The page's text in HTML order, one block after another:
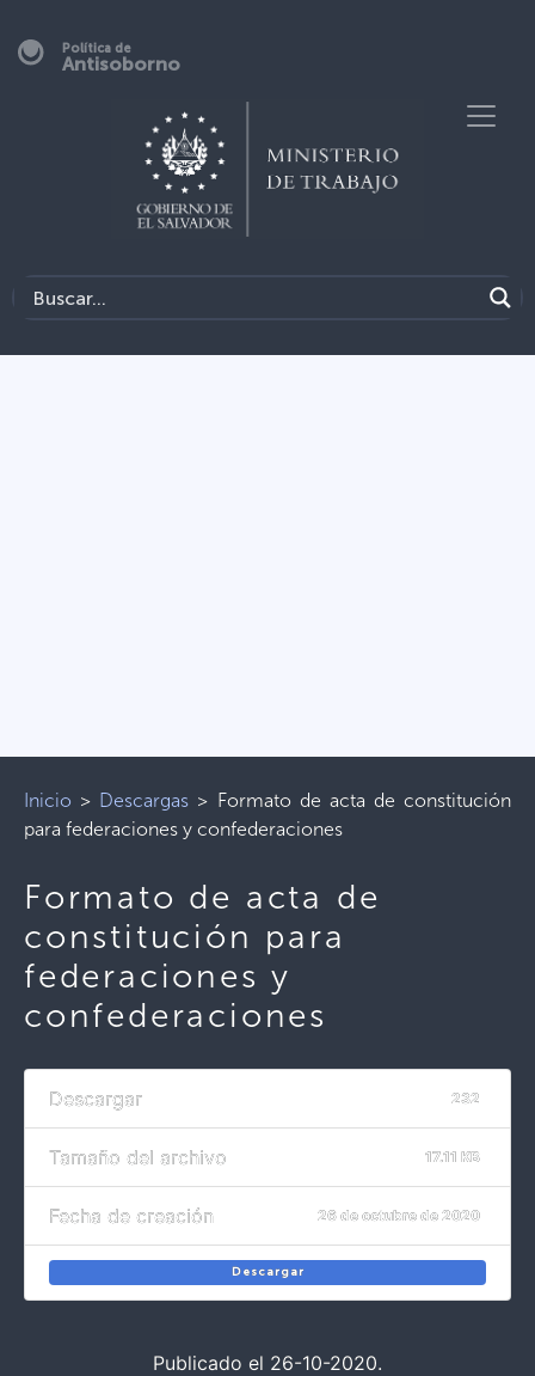
Política de
Antisoborno
Inicio > Descargas > Formato de acta de constitución
para federaciones y confederaciones
Formato de acta de
constitución para
federaciones y
confederaciones
Descargar 232
Tamaño del archivo 17.11 KB
Fecha de creación 26 de octubre de 2020
Descargar
Publicado el 26-10-2020.